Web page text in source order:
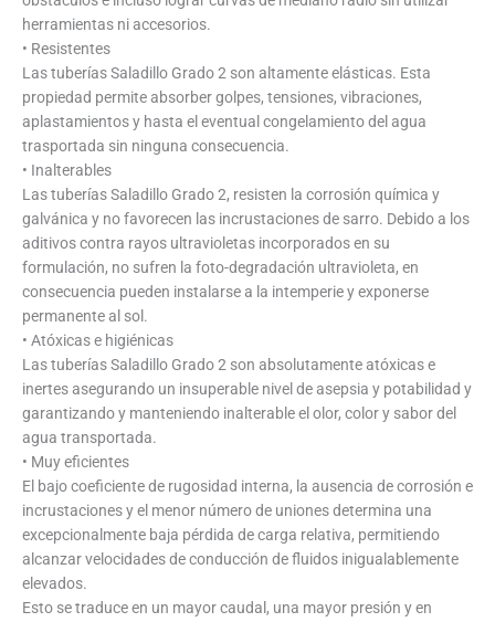
herramientas ni accesorios.
• Resistentes
Las tuberías Saladillo Grado 2 son altamente elásticas. Esta
propiedad permite absorber golpes, tensiones, vibraciones,
aplastamientos y hasta el eventual congelamiento del agua
trasportada sin ninguna consecuencia.
• Inalterables
Las tuberías Saladillo Grado 2, resisten la corrosión química y
galvánica y no favorecen las incrustaciones de sarro. Debido a los
aditivos contra rayos ultravioletas incorporados en su
formulación, no sufren la foto-degradación ultravioleta, en
consecuencia pueden instalarse a la intemperie y exponerse
permanente al sol.
• Atóxicas e higiénicas
Las tuberías Saladillo Grado 2 son absolutamente atóxicas e
inertes asegurando un insuperable nivel de asepsia y potabilidad y
garantizando y manteniendo inalterable el olor, color y sabor del
agua transportada.
• Muy eficientes
El bajo coeficiente de rugosidad interna, la ausencia de corrosión e
incrustaciones y el menor número de uniones determina una
excepcionalmente baja pérdida de carga relativa, permitiendo
alcanzar velocidades de conducción de fluidos inigualablemente
elevados.
Esto se traduce en un mayor caudal, una mayor presión y en